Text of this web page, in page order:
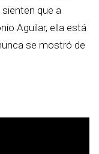
que a
Aguilar, ella está
se mostró de